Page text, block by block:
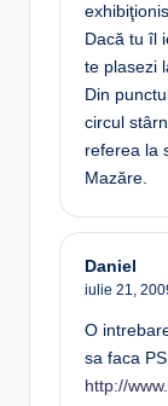
Dacă tu îl
te plasezi
Din
circul
referea la
Mazăre.
Daniel
iulie 21,
O
sa faca
http://